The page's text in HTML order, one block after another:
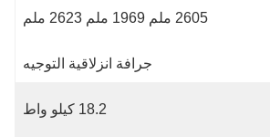
2605 ملم 1969 ملم 2623 ملم
جرافة انزلاقية التوجيه
18.2 كيلو واط